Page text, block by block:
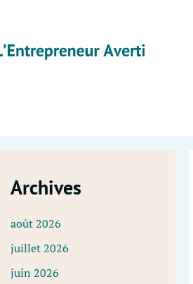
Archives
août 2026
juillet 2026
juin 2026